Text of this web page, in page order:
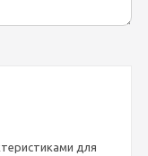
для